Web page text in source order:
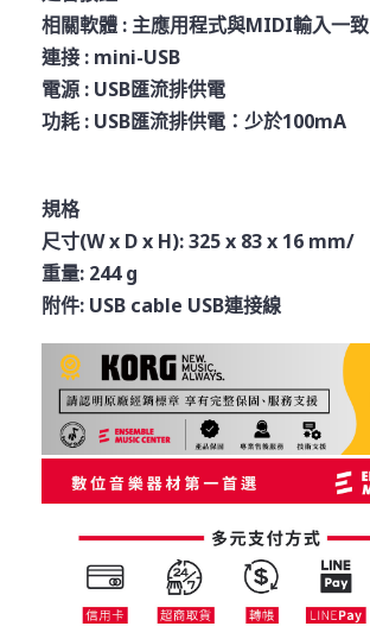
相關軟體 : 主應用程式與MIDI輸入一致
連接 : mini-USB
電源 : USB匯流排供電
功耗 : USB匯流排供電：少於100mA
規格
尺寸(W x D x H): 325 x 83 x 16 mm/
重量: 244 g
附件: USB cable USB連接線